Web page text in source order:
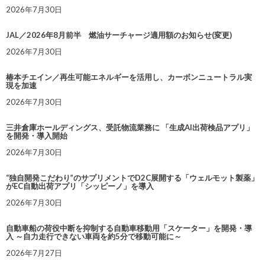
2026年7月30日
JAL／2026年8月前半 燃油サーチャージ適用額のお知らせ(変更)
2026年7月30日
椿本チエイン／再生可能エネルギーを活用し、カーボンニュートラル実
現を加速
2026年7月30日
三井倉庫ホールディングス、受託物流業務に 「生成AI出荷検品アプリ」
を開発・導入開始
2026年7月30日
“独自開発こだわり”のサプリメントでD2C展開する「ウェルモット製薬」
がEC自動出荷アプリ「シッピーノ」を導入
2026年7月30日
自動車船の荷役中断を抑制する自動車移動用「スケーター」を開発・導
入 ～自力走行できない車両を約5分で移動可能に～
2026年7月27日